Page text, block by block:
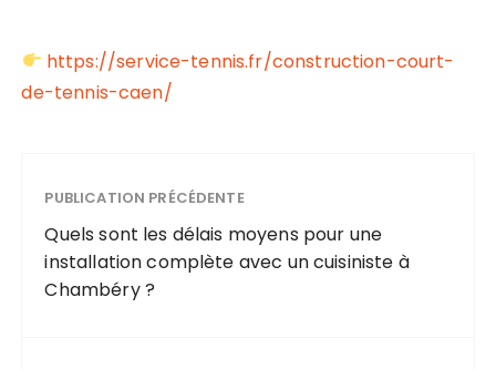
https://service-tennis.fr/construction-court-
de-tennis-caen/
PUBLICATION PRÉCÉDENTE
Quels sont les délais moyens pour une
installation complète avec un cuisiniste à
Chambéry ?